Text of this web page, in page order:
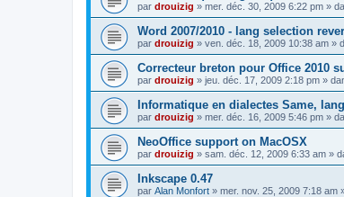
par drouizig » mer. déc. 30, 2009 6:22 pm »
Word 2007/2010 - lang selection
par drouizig » ven. déc. 18, 2009 10:38 am »
Correcteur breton pour Office 2010
par drouizig » jeu. déc. 17, 2009 2:18 pm »
Informatique en dialectes Same,
par drouizig » mer. déc. 16, 2009 5:46 pm »
NeoOffice support on MacOSX
par drouizig » sam. déc. 12, 2009 6:33 am »
Inkscape 0.47
par Alan Monfort » mer. nov. 25, 2009 7:18 am